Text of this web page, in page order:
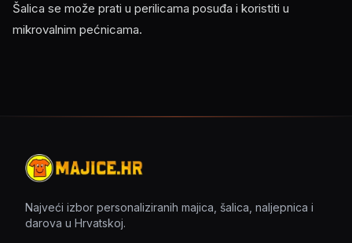
Šalica se može prati u perilicama posuđa i koristiti u
mikrovalnim pećnicama.
Najveći izbor personaliziranih majica, šalica, naljepnica i
darova u Hrvatskoj.